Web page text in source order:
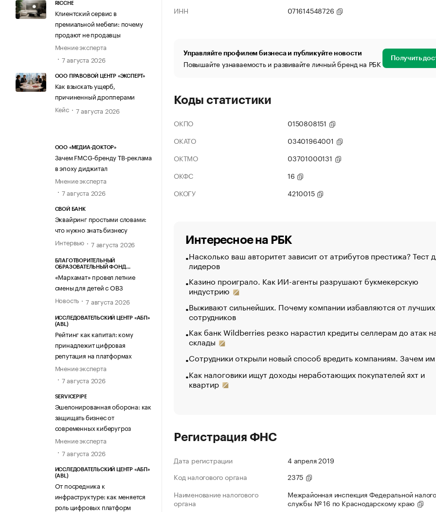
RICCHE
Клиентский сервис в
премиальной мебели: почему
продают не продавцы
Мнение эксперта
7 августа 2026
ООО ПРАВОВОЙ ЦЕНТР «ЭКСПЕРТ»
Как взыскать ущерб,
причиненный дропперами
Кейс
7 августа 2026
ООО «МЕДИА-ДОКТОР»
Зачем FMCG-бренду ТВ-реклама
в эпоху диджитал
Мнение эксперта
7 августа 2026
СВОЙ БАНК
Эквайринг простыми словами:
что нужно знать бизнесу
Интервью
7 августа 2026
БЛАГОТВОРИТЕЛЬНЫЙ
ОБРАЗОВАТЕЛЬНЫЙ ФОНД
«Мархамат» провел летние
смены для детей с ОВЗ
Новость
7 августа 2026
ИССЛЕДОВАТЕЛЬСКИЙ ЦЕНТР «АБП»
(ABL)
Рейтинг как капитал: кому
принадлежит цифровая
репутация на платформах
Мнение эксперта
7 августа 2026
SERVICEPIPE
Эшелонированная оборона: как
защищать бизнес от
современных киберугроз
Мнение эксперта
7 августа 2026
ИССЛЕДОВАТЕЛЬСКИЙ ЦЕНТР «АБП»
(ABL)
От посредника к
инфраструктуре: как меняется
роль цифровых платформ
ИНН
071614548726
Управляйте профилем бизнеса и публикуйте новости
Повышайте узнаваемость и развивайте личный бренд на РБК Получить
Коды статистики
ОКПО
0150808151
ОКАТО
03401964001
ОКТМО
03701000131
ОКФС
16
ОКОГУ
4210015
Интересное на РБК
Насколько ваш авторитет зависит от атрибутов престижа? Тест
лидеров
Казино проиграло. Как ИИ-агенты разрушают букмекерскую
индустрию
Выживают сильнейших. Почему компании избавляются от лучших
сотрудников
Как банк Wildberries резко нарастил кредиты селлерам до атак
склады
Сотрудники открыли новый способ вредить компаниям. Зачем
Как налоговики ищут доходы неработающих покупателей яхт и
квартир
Регистрация ФНС
Дата регистрации
4 апреля 2019
Код налогового органа
2375
Наименование налогового
органа
Межрайонная инспекция Федеральной
службы № 16 по Краснодарскому краю